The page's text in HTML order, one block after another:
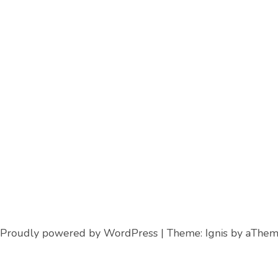
Proudly powered by WordPress | Theme: Ignis by